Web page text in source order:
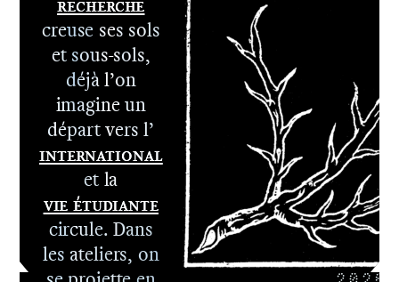
1er cycle -
Le DNA
2e cycle -
Le DNSEP
creuse ses sols
et sous-sols,
déjà l’on
imagine un
départ vers l’
International
et la
Vie étudiante
circule. Dans
les ateliers, on